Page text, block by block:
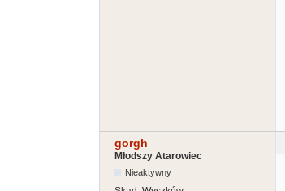
gorgh
Młodszy Atarowiec
Nieaktywny